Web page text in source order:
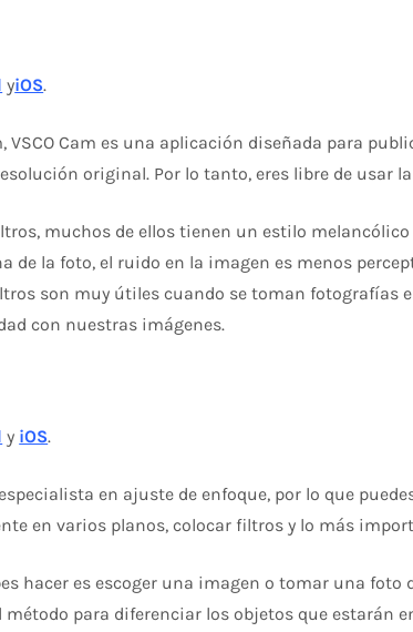
yiOS.
VSCO Cam es una aplicación diseñada para
original. Por lo tanto, eres libre de usar
muchos de ellos tienen un estilo
de la foto, el ruido en la imagen es menos
son muy útiles cuando se toman
con nuestras imágenes.
y iOS.
en ajuste de enfoque, por lo que
en varios planos, colocar filtros y lo más
hacer es escoger una imagen o tomar una foto
método para diferenciar los objetos que estarán